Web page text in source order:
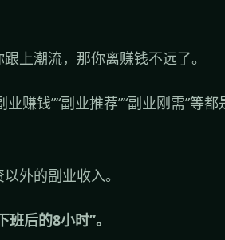
上潮流，那你离赚钱不远了。
赚钱”“副业推荐”“副业刚需”等
外的副业收入。
后的8小时”。